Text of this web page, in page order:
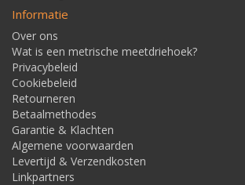
Informatie
Over ons
Wat is een metrische meetdriehoek?
Privacybeleid
Cookiebeleid
Retourneren
Betaalmethodes
Garantie & Klachten
Algemene voorwaarden
Levertijd & Verzendkosten
Linkpartners